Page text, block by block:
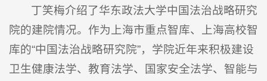
丁笑梅介绍了华东政法大学中国法治战略研究
院的建院情况。作为上海市重点智库、上海高校智
库的“中国法治战略研究院”，学院近年来积极建设
卫生健康法学、教育法学、国家安全法学、智能与